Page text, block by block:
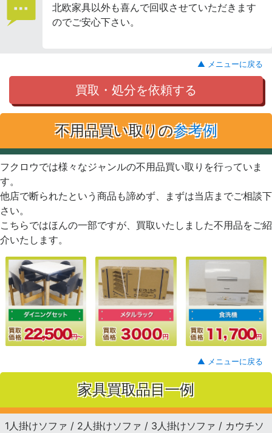
北欧家具以外も喜んで回収させていただきます
のでご安心下さい。
▲ メニューに戻る
買取・処分を依頼する
不用品買い取りの参考例
フクロウでは様々なジャンルの不用品買い取りを行っていま
す。
他店で断られたという商品も諦めず、まずは当店までご相談下
さい。
こちらではほんの一部ですが、買取いたしました不用品をご紹
介いたします。
▲ メニューに戻る
家具買取品目一例
1人掛けソファ / 2人掛けソファ / 3人掛けソファ / カウチソ